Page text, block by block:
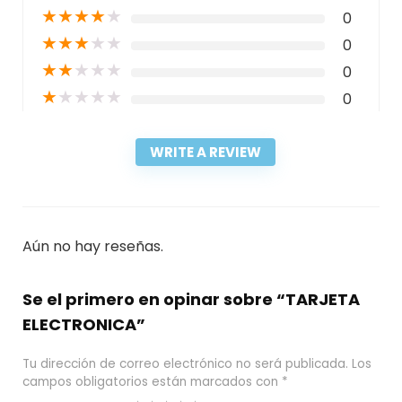
★★★★★ 0
★★★★★ 0
★★★★★ 0
★★★★★ 0
WRITE A REVIEW
Aún no hay reseñas.
Se el primero en opinar sobre “TARJETA
ELECTRONICA”
Tu dirección de correo electrónico no será publicada. Los
campos obligatorios están marcados con *